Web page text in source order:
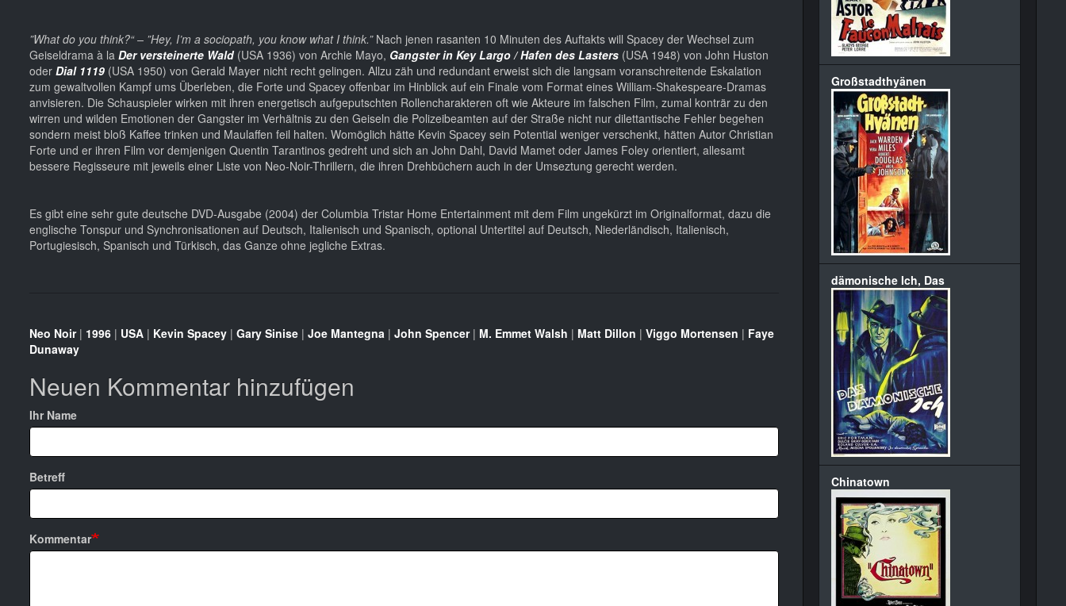
”What do you think?“ – ”Hey, I’m a sociopath, you know what I think.” Nach jenen rasanten 10 Minuten des Auftakts will Spacey der Wechsel zum
Geiseldrama à la Der versteinerte Wald(USA 1936) von Archie Mayo, Gangster in Key Largo / Hafen des Lasters (USA 1948) von John Huston
oder Dial 1119 (USA 1950) von Gerald Mayer nicht recht gelingen. Allzu zäh und redundant erweist sich die langsam voranschreitende Eskalation
zum gewaltvollen Kampf ums Überleben, die Forte und Spacey offenbar im Hinblick auf ein Finale vom Format eines William-Shakespeare-Dramas
anvisieren. Die Schauspieler wirken mit ihren energetisch aufgeputschten Rollencharakteren oft wie Akteure im falschen Film, zumal konträr zu den
wirren und wilden Emotionen der Gangster im Verhältnis zu den Geiseln die Polizeibeamten auf der Straße nicht nur dilettantische Fehler begehen
sondern meist bloß Kaffee trinken und Maulaffen feil halten. Womöglich hätte Kevin Spacey sein Potential weniger verschenkt, hätten Autor Christian
Forte und er ihren Film vor demjenigen Quentin Tarantinos gedreht und sich an John Dahl, David Mamet oder James Foley orientiert, allesamt
bessere Regisseure mit jeweils einer Liste von Neo-Noir-Thrillern, die ihren Drehbüchern auch in der Umseztung gerecht werden.
Es gibt eine sehr gute deutsche DVD-Ausgabe (2004) der Columbia Tristar Home Entertainment mit dem Film ungekürzt im Originalformat, dazu die
englische Tonspur und Synchronisationen auf Deutsch, Italienisch und Spanisch, optional Untertitel auf Deutsch, Niederländisch, Italienisch,
Portugiesisch, Spanisch und Türkisch, das Ganze ohne jegliche Extras.
Neo Noir| 1996 | USA | Kevin Spacey | Gary Sinise | Joe Mantegna | John Spencer| M. Emmet Walsh | Matt Dillon | Viggo Mortensen | Faye
Dunaway
Neuen Kommentar hinzufügen
Ihr Name
Betreff
Kommentar
Großstadthyänen
dämonische Ich, Das
Chinatown